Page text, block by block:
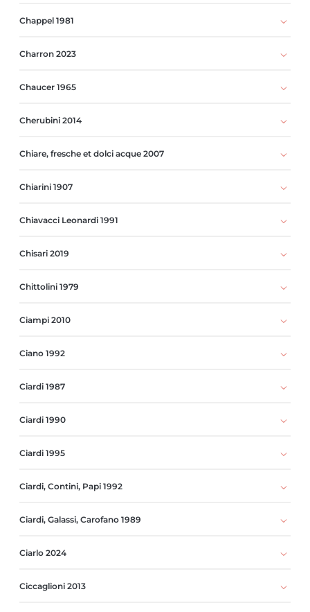
Chappel 1981
Charron 2023
Chaucer 1965
Cherubini 2014
Chiare, fresche et dolci acque 2007
Chiarini 1907
Chiavacci Leonardi 1991
Chisari 2019
Chittolini 1979
Ciampi 2010
Ciano 1992
Ciardi 1987
Ciardi 1990
Ciardi 1995
Ciardi, Contini, Papi 1992
Ciardi, Galassi, Carofano 1989
Ciarlo 2024
Ciccaglioni 2013